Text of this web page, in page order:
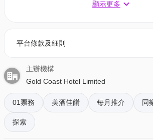
兒童：$442/2位 | 人均$173 | 原價:
2. 亞洲風味自助晚餐🦞自選室內外用餐
買一送一優惠 | 適用於星期一至四
成人：$886/2位 | 人均$443 | 原價:
兒童：$526/2位 | 人均$263 | 原價:
長者：$646/2位 | 人均$323 | 原價:
買一送一優惠 | 適用於星期五至日、公
1 - 3 個工作天內發送到您所登記的電
- 會員可以下載《香港01》流動應用程
按「門票」> 點擊相關活動電子門票；
- 透過訂單電郵內按「查看電子票」連
有電子門票附件(PDF)。
4. 我預訂了活動，但還沒收到確認電郵
顯示更多
平台條款及細則
主辦機構
Gold Coast Hotel Limited
01票務 美酒佳餚 每月推介 同
探索